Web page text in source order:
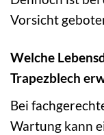
Vorsicht
Welche
Trapezblech
Bei
Wartung kann